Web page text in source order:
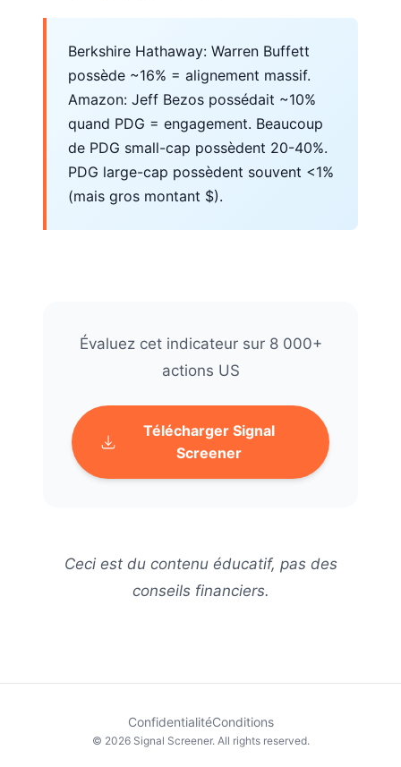
Berkshire Hathaway: Warren Buffett
possède ~16% = alignement massif.
Amazon: Jeff Bezos possédait ~10%
quand PDG = engagement. Beaucoup
de PDG small-cap possèdent 20-40%.
PDG large-cap possèdent souvent <1%
(mais gros montant $).
Évaluez cet indicateur sur 8 000+
actions US
Télécharger Signal
Screener
Ceci est du contenu éducatif, pas des
conseils financiers.
ConfidentialitéConditions
© 2026 Signal Screener. All rights reserved.